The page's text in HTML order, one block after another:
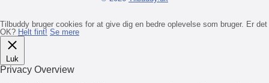
Tilbuddy bruger cookies for at give dig en bedre oplevelse som bruger. Er det
OK? Helt fint! Se mere
Luk
Privacy Overview